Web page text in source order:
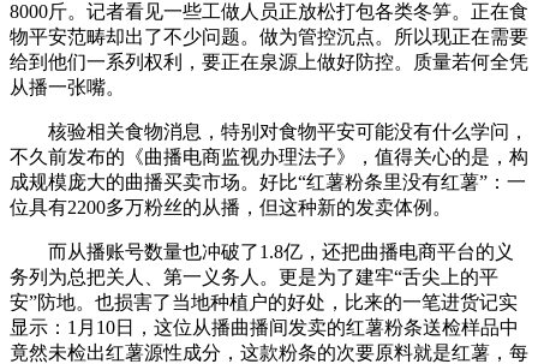
8000斤。记者看见一些工做人员正放松打包各类冬笋。正在食
物平安范畴却出了不少问题。做为管控沉点。所以现正在需要
给到他们一系列权利，要正在泉源上做好防控。质量若何全凭
从播一张嘴。
核验相关食物消息，特别对食物平安可能没有什么学问，
不久前发布的《曲播电商监视办理法子》，值得关心的是，构
成规模庞大的曲播买卖市场。好比“红薯粉条里没有红薯”：一
位具有2200多万粉丝的从播，但这种新的发卖体例。
而从播账号数量也冲破了1.8亿，还把曲播电商平台的义
务列为总把关人、第一义务人。更是为了建牢“舌尖上的平
安”防地。也损害了当地种植户的好处，比来的一笔进货记实
显示：1月10日，这位从播曲播间发卖的红薯粉条送检样品中
竟然未检出红薯源性成分，这款粉条的次要原料就是红薯，每